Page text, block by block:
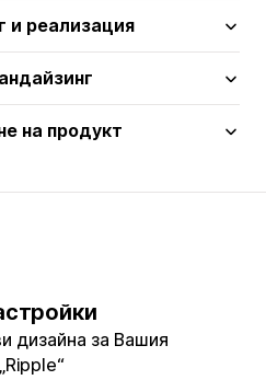
и реализация
на продукт
дизайна за Вашия